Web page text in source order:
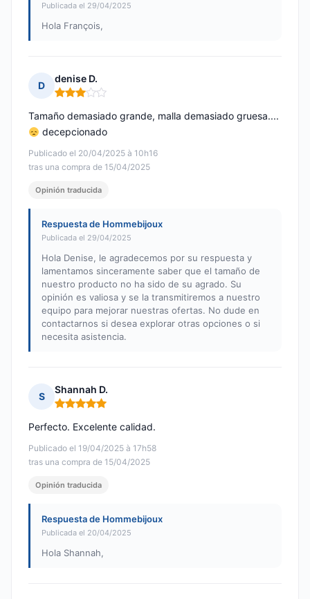
Publicada el 29/04/2025
Hola François,
D
denise D.
Nota: 3 de 5
Publicado el 20/04/2025 à 10h16
tras una compra de 15/04/2025
Tamaño demasiado grande, malla demasiado gruesa....
decepcionado
Opinión traducida
Respuesta de Hommebijoux
Publicada el 29/04/2025
Hola Denise, le agradecemos por su respuesta y
lamentamos sinceramente saber que el tamaño de
nuestro producto no ha sido de su agrado. Su
opinión es valiosa y se la transmitiremos a nuestro
equipo para mejorar nuestras ofertas. No dude en
contactarnos si desea explorar otras opciones o si
necesita asistencia.
S
Shannah D.
Nota: 5 de 5
Publicado el 19/04/2025 à 17h58
tras una compra de 15/04/2025
Perfecto. Excelente calidad.
Opinión traducida
Respuesta de Hommebijoux
Publicada el 20/04/2025
Hola Shannah,